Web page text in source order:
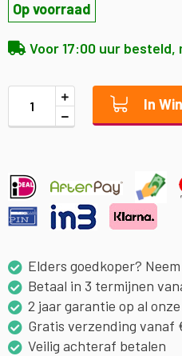
Op voorraad
Voor 17:00 uur besteld,
In
Elders goedkoper?
Betaal in 3 termijnen
2 jaar garantie op al
Gratis verzending vanaf
Veilig achteraf betalen